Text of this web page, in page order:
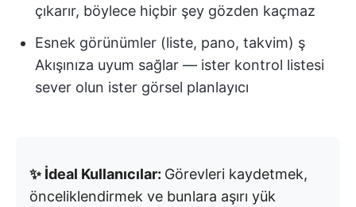
çıkarır, böylece hiçbir şey gözden kaçmaz
Esnek görünümler (liste, pano, takvim) ş
Akışınıza uyum sağlar — ister kontrol listesi
sever olun ister görsel planlayıcı
✨ İdeal Kullanıcılar: Görevleri kaydetmek,
önceliklendirmek ve bunlara aşırı yük